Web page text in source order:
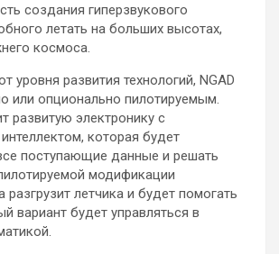
создания гиперзвукового
летать на больших высотах,
космоса.
уровня развития технологий, NGAD
или опционально пилотируемым.
развитую электронику с
которая будет
поступающие данные и решать
модификации
разгрузит летчика и будет помогать
вариант будет управляться в